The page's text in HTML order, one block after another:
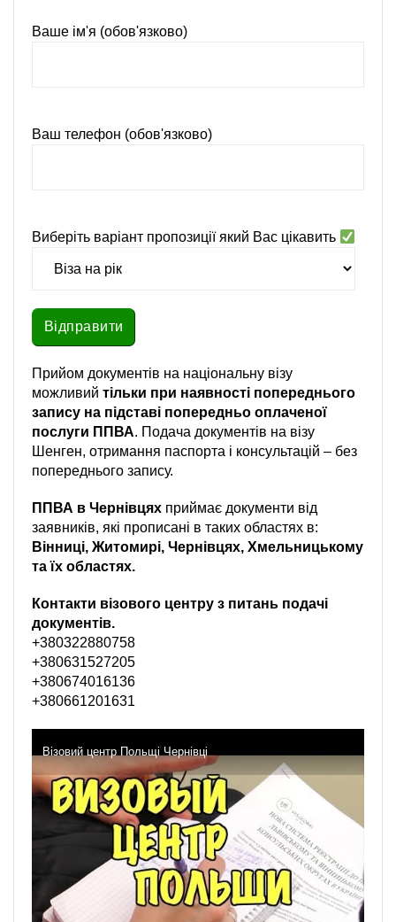
Ваше ім'я (обов'язково)
Ваш телефон (обов'язково)
Виберіть варіант пропозиції який Вас цікавить
Прийом документів на національну візу
можливий тільки при наявності попереднього
запису на підставі попередньо оплаченої
послуги ППВА. Подача документів на візу
Шенген, отримання паспорта і консультацій – без
попереднього запису.
ППВА в Чернівцях приймає документи від
заявників, які прописані в таких областях в:
Вінниці, Житомирі, Чернівцях, Хмельницькому
та їх областях.
Контакти візового центру з питань подачі
документів.
+380322880758
+380631527205
+380674016136
+380661201631
Візовий центр Польщі Чернівці